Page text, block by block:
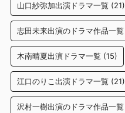
山口紗弥加出演ドラマ一覧 (21)
志田未来出演のドラマ作品一覧
木南晴夏出演ドラマ一覧 (15)
江口のりこ出演ドラマ一覧 (21)
沢村一樹出演のドラマ作品一覧